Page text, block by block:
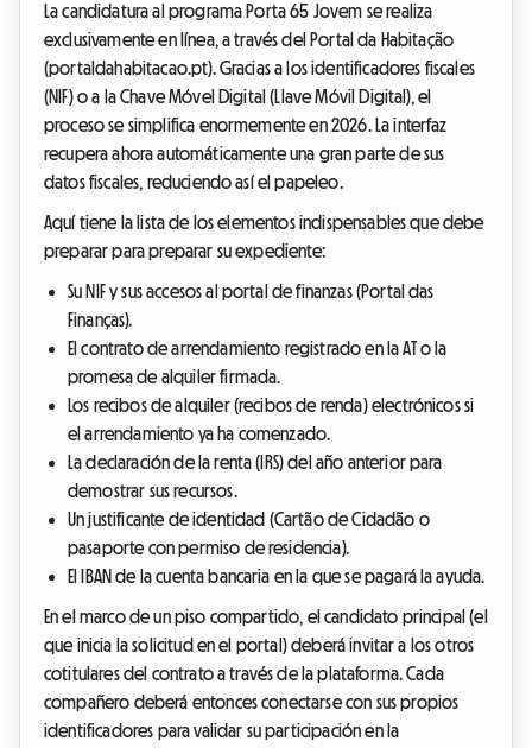
La candidatura al programa Porta 65 Jovem se realiza
exclusivamente en línea, a través del Portal da Habitação
(portaldahabitacao.pt). Gracias a los identificadores fiscales
(NIF) o a la Chave Móvel Digital (Llave Móvil Digital), el
proceso se simplifica enormemente en 2026. La interfaz
recupera ahora automáticamente una gran parte de sus
datos fiscales, reduciendo así el papeleo.
Aquí tiene la lista de los elementos indispensables que debe
preparar para preparar su expediente:
Su NIF y sus accesos al portal de finanzas (Portal das
Finanças).
El contrato de arrendamiento registrado en la AT o la
promesa de alquiler firmada.
Los recibos de alquiler (recibos de renda) electrónicos si
el arrendamiento ya ha comenzado.
La declaración de la renta (IRS) del año anterior para
demostrar sus recursos.
Un justificante de identidad (Cartão de Cidadão o
pasaporte con permiso de residencia).
El IBAN de la cuenta bancaria en la que se pagará la ayuda.
En el marco de un piso compartido, el candidato principal (el
que inicia la solicitud en el portal) deberá invitar a los otros
cotitulares del contrato a través de la plataforma. Cada
compañero deberá entonces conectarse con sus propios
identificadores para validar su participación en la